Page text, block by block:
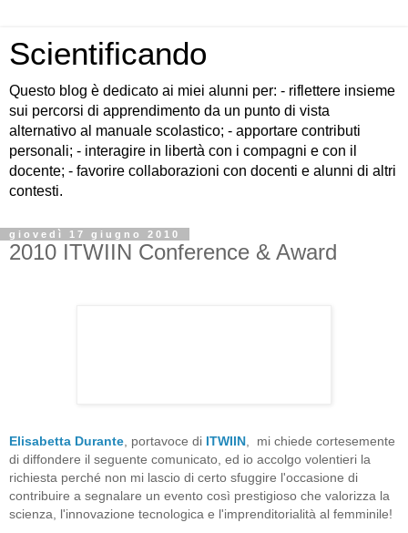
Scientificando
Questo blog è dedicato ai miei alunni per: - riflettere insieme
sui percorsi di apprendimento da un punto di vista
alternativo al manuale scolastico; - apportare contributi
personali; - interagire in libertà con i compagni e con il
docente; - favorire collaborazioni con docenti e alunni di altri
contesti.
giovedì 17 giugno 2010
2010 ITWIIN Conference & Award
Elisabetta Durante , portavoce di ITWIIN , mi chiede cortesemente
di diffondere il seguente comunicato, ed io accolgo volentieri la
richiesta perché non mi lascio di certo sfuggire l'occasione di
contribuire a segnalare un evento così prestigioso che valorizza la
scienza, l'innovazione tecnologica e l'imprenditorialità al femminile!